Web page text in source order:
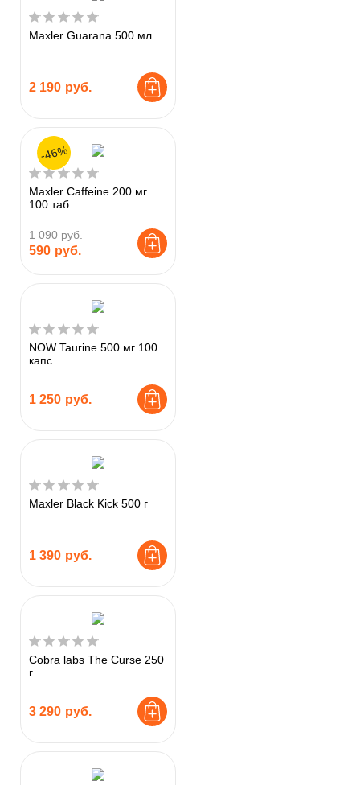
Maxler Guarana 500 мл
2 190 руб.
Maxler Caffeine 200 мг
100 таб
1 090 руб.
590 руб.
-46%
NOW Taurine 500 мг 100
капс
1 250 руб.
Maxler Black Kick 500 г
1 390 руб.
Cobra labs The Curse 250
г
3 290 руб.